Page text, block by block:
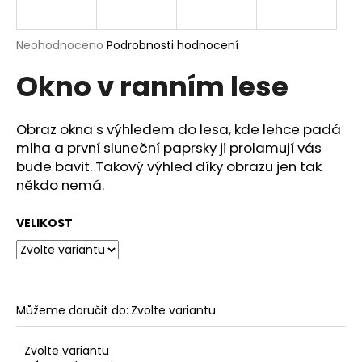
Průměrné
produktu
je
z
5
hvězdiček.
Neohodnoceno Podrobnosti hodnocení
Okno v ranním lese
Obraz okna s výhledem do lesa, kde lehce padá
mlha a první sluneční paprsky ji prolamují vás
bude bavit. Takový výhled díky obrazu jen tak
někdo nemá.
VELIKOST
Můžeme doručit do: Zvolte variantu
Zvolte variantu
j
t
?
D
o
r
u